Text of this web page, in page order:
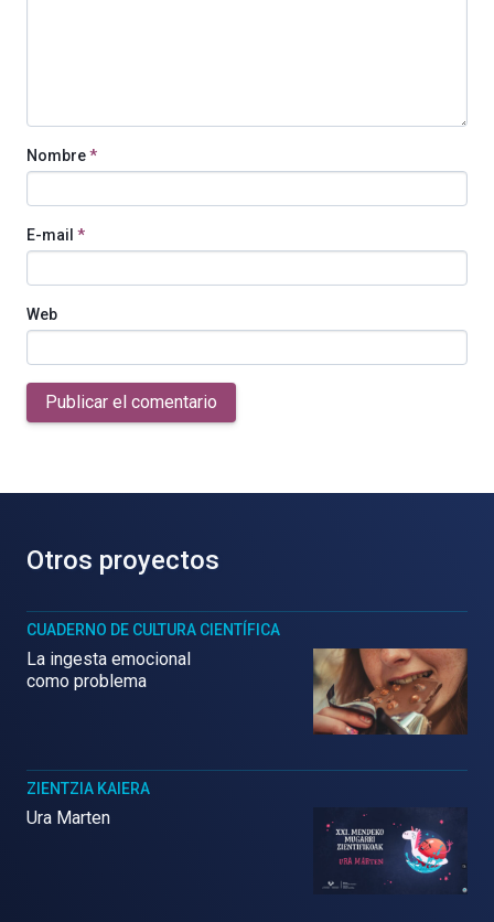
Nombre*
E-mail *
Web
Publicar el comentario
Otros proyectos
CUADERNO DE CULTURA CIENTÍFICA
La ingesta emocional
como problema
ZIENTZIA KAIERA
Ura Marten